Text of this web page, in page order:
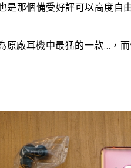
是那個備受好評可以高度自
原廠耳機中最猛的一款…，